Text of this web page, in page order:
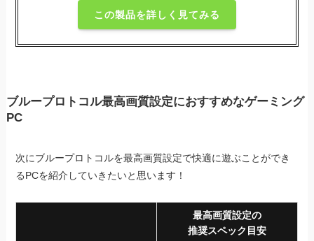
この製品を詳しく見てみる
ブループロトコル最高画質設定におすすめなゲーミング
PC
次にブループロトコルを最高画質設定で快適に遊ぶことができ
るPCを紹介していきたいと思います！
最高画質設定の
推奨スペック目安